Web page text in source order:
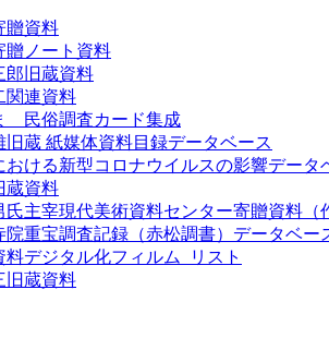
贈資料
贈ノート資料
郎旧蔵資料
関連資料
民俗調査カード集成
旧蔵 紙媒体資料目録データベース
おける新型コロナウイルスの影響データ
蔵資料
氏主宰現代美術資料センター寄贈資料（
院重宝調査記録（赤松調書）データベー
料デジタル化フィルム_リスト
旧蔵資料